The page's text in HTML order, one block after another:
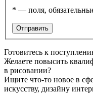
* — поля,
Готовитесь к
Желаете повысить
в рисовании?
Ищите что-то новое в
искусству, дизайну